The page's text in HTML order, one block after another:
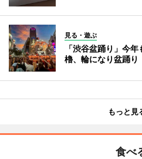
見る・遊ぶ
「渋谷盆踊り」今
櫓、輪になり盆踊り
もっと見
食べ